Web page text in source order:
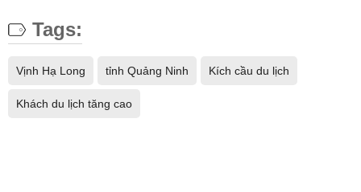
Tags:
Vịnh Hạ Long tỉnh Quảng Ninh Kích cầu du lịch
Khách du lịch tăng cao